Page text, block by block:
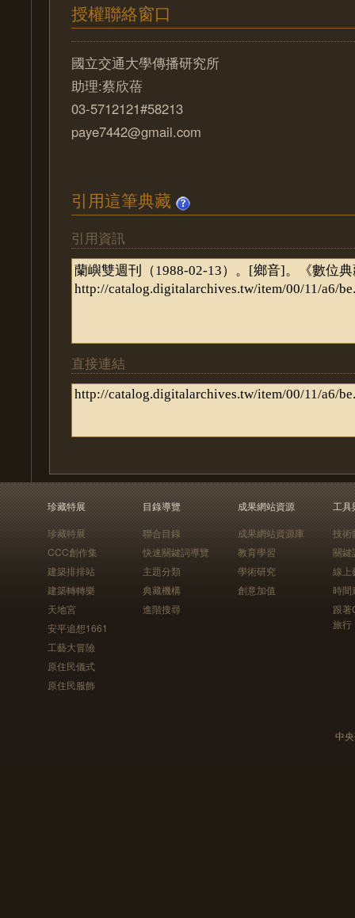
授權聯絡窗口
國立交通大學傳播研究所
助理:蔡欣蓓
03-5712121#58213
paye7442@gmail.com
引用這筆典藏
引用資訊
直接連結
珍藏特展
珍藏特展
CCC創作集
建築排排站
建築轉轉樂
天地宮
安平追想1661
工藝大冒險
原住民儀式
原住民服飾
目錄導覽
聯合目錄
快速關鍵詞導覽
主題分類
典藏機構
進階搜尋
成果網站資源
成果網站資源庫
教育學習
學術研究
創意加值
工具
技術
關鍵
線上
時間
跟
旅行
中